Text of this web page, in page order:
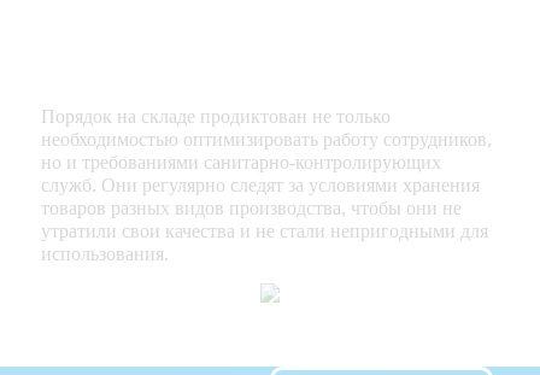
Порядок на складе продиктован не только
необходимостью оптимизировать работу сотрудников,
но и требованиями санитарно-контролирующих
служб. Они регулярно следят за условиями хранения
товаров разных видов производства, чтобы они не
утратили свои качества и не стали непригодными для
использования.